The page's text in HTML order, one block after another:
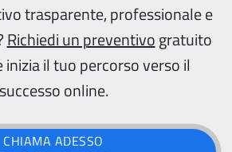
trasparente, professionale e
Richiedi un preventivogratuito
inizia il tuo percorso verso il
successo online.
CHIAMA ADESSO